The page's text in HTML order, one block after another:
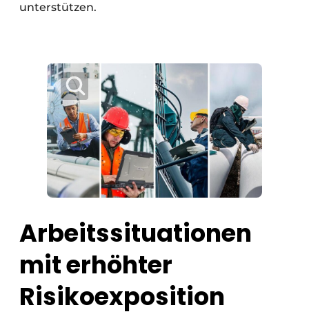
unterstützen.
Arbeitssituationen
mit erhöhter
Risikoexposition